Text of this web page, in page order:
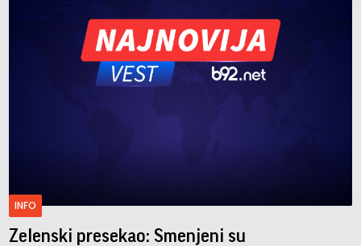
INFO
Zelenski presekao: Smenjeni su